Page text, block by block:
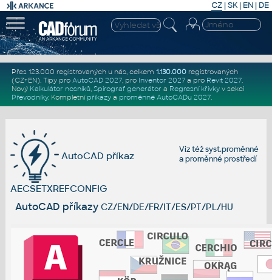
CZ | SK| EN | DE
Přes 123.000 registrovaných u nás, celkem 1.130.000registrovaných
(CZ+EN). Tipy pro AutoCAD 2027, pro Inventor 2027a pro Revit 2027.
Nový Kalkulátor nosníků, Spirograf generátor a Regresní křivkyv sekci
Převodníky. Kompletní příkazya proměnné AutoCADu 2027.
Viz téžsyst.proměnné
aproměnné prostředí
AutoCAD příkaz
AECSETXREFCONFIG
AutoCAD příkazy CZ/EN/DE/FR/IT/ES/PT/PL/HU